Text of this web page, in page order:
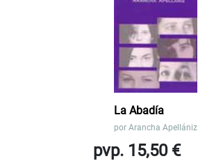
La Abadía
por Arancha Apellániz
pvp. 15,50 €